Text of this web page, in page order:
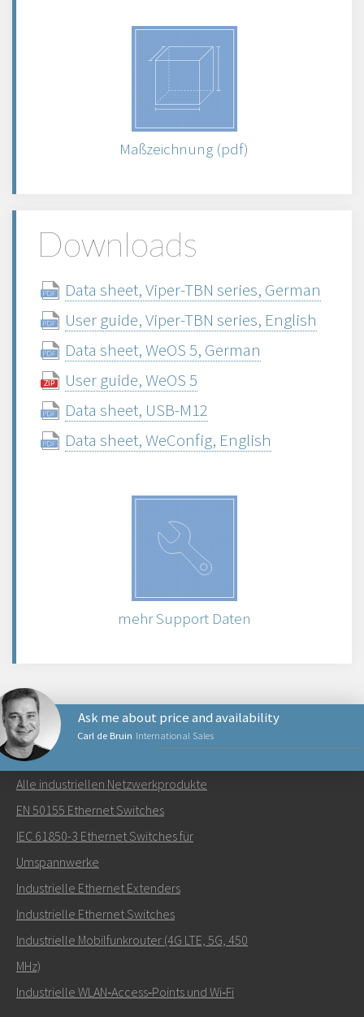
Maßzeichnung (pdf)
Downloads
Data sheet, Viper-TBN series, German
User guide, Viper-TBN series, English
Data sheet, WeOS 5, German
User guide, WeOS 5
Data sheet, USB-M12
Data sheet, WeConfig, English
mehr Support Daten
Carl de Bruin International Sales
Ask me about price and availability
Senden Sie eine E-Mail an Carl
Wie kann Carl Sie kontaktieren?
NETZWERKPRODUKTE
Alle industriellen Netzwerkprodukte
EN 50155 Ethernet Switches
IEC 61850-3 Ethernet Switches für
Umspannwerke
Industrielle Ethernet Extenders
Industrielle Ethernet Switches
Industrielle Mobilfunkrouter (4G LTE, 5G, 450
MHz)
Industrielle WLAN‑Access‑Points und Wi‑Fi